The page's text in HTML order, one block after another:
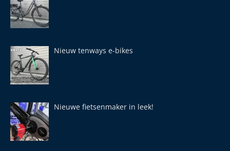
Nieuw tenways e-bikes
Nieuwe fietsenmaker in leek!